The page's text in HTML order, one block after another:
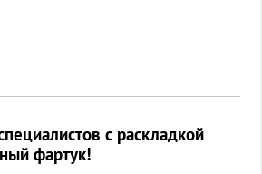
подрезки получается? И
мозаичный декор- на
на уровне 90 см. от пола - не
с раскладкой
фартук!